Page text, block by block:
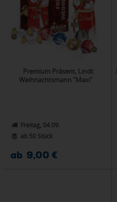
Premium Präsent, Lindt
Weihnachtsmann "Maxi"
Freitag, 04.09.
ab 50 Stück
ab 9,00 €